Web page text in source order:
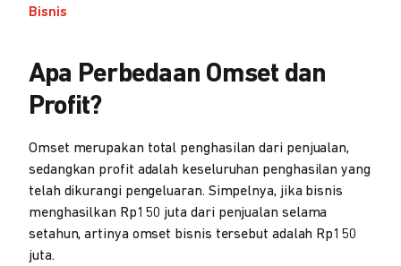
Bisnis
Apa Perbedaan Omset dan
Profit?
Omset merupakan total penghasilan dari penjualan,
sedangkan profit adalah keseluruhan penghasilan yang
telah dikurangi pengeluaran. Simpelnya, jika bisnis
menghasilkan Rp150 juta dari penjualan selama
setahun, artinya omset bisnis tersebut adalah Rp150
juta.